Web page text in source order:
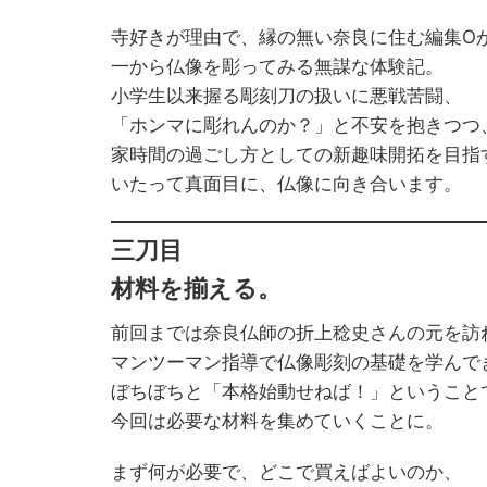
寺好きが理由で、縁の無い奈良に住む編集O
一から仏像を彫ってみる無謀な体験記。
小学生以来握る彫刻刀の扱いに悪戦苦闘、
「ホンマに彫れんのか？」と不安を抱きつつ、
家時間の過ごし方としての新趣味開拓を目指
いたって真面目に、仏像に向き合います。
三刀目
材料を揃える。
前回までは奈良仏師の折上稔史さんの元を訪
マンツーマン指導で仏像彫刻の基礎を学んで
ぼちぼちと「本格始動せねば！」ということ
今回は必要な材料を集めていくことに。
まず何が必要で、どこで買えばよいのか、